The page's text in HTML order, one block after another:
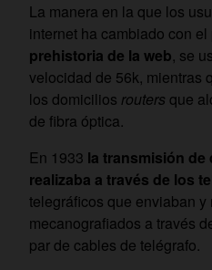
La manera en la que los
internet ha cambiado con
prehistoria de la web, se
velocidad de 56k, mientras
los domicilios routers que
de fibra óptica.
En 1933 la transmisión de
realizaba a través de los
telegráficos que enviaban
mecanografiados a través
par de cables de telégrafo.